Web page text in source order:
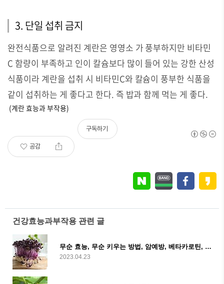
3. 단일 섭취 금지
완전식품으로 알려진 계란은 영영소 가 풍부하지만 비타민
C 함량이 부족하고 인이 칼슘보다 많이 들어 있는 강한 산성
식품이라 계란을 섭취 시 비타민C와 칼슘이 풍부한 식품을
같이 섭취하는 게 좋다고 한다. 즉 밥과 함께 먹는 게 좋다.
(계란 효능과 부작용)
공감
구독하기
건강효능과부작용 관련 글
무순 효능, 무순 키우는 방법, 암예방, 베타카로틴, 비타민A, 비타민C 등 풍부
2023.04.23